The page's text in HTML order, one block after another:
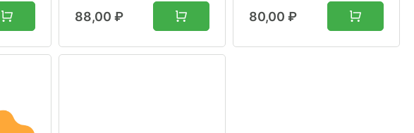
88,00 ₽ 80,00 ₽